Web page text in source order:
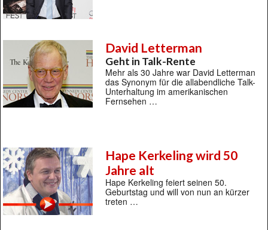
David Letterman
Geht in Talk-Rente
Mehr als 30 Jahre war David Letterman
das Synonym für die allabendliche Talk-
Unterhaltung im amerikanischen
Fernsehen …
Hape Kerkeling wird 50
Jahre alt
Hape Kerkeling feiert seinen 50.
Geburtstag und will von nun an kürzer
treten …